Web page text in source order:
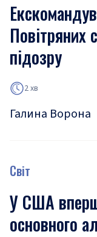
Повітряних
підозру
2 хв
Галина Ворона
Світ
У США
основного